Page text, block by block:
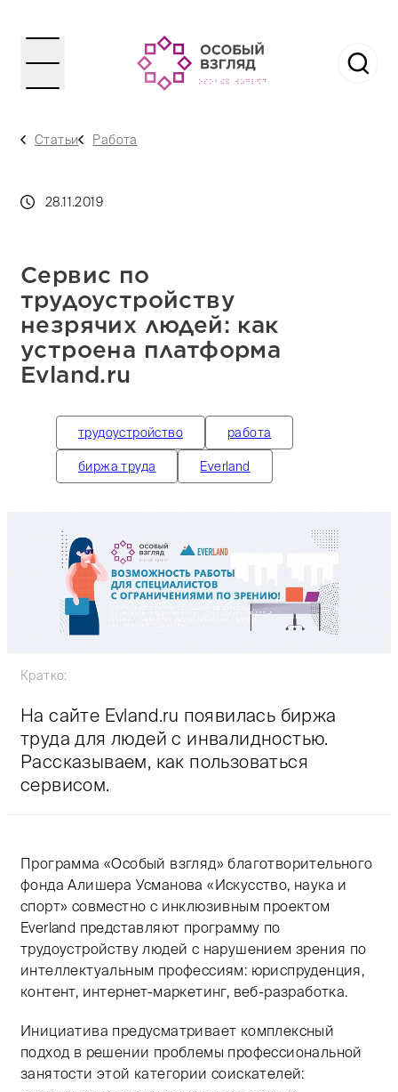
Статьи Работа
28.11.2019
Сервис по
трудоустройству
незрячих людей: как
устроена платформа
Evland.ru
трудоустройство работа
биржа труда Everland
Кратко:
На сайте Evland.ru появилась биржа
труда для людей с инвалидностью.
Рассказываем, как пользоваться
сервисом.
Программа «Особый взгляд» благотворительного
фонда Алишера Усманова «Искусство, наука и
спорт» совместно с инклюзивным проектом
Everland представляют программу по
трудоустройству людей с нарушением зрения по
интеллектуальным профессиям: юриспруденция,
контент, интернет-маркетинг, веб-разработка.
Инициатива предусматривает комплексный
подход в решении проблемы профессиональной
занятости этой категории соискателей: